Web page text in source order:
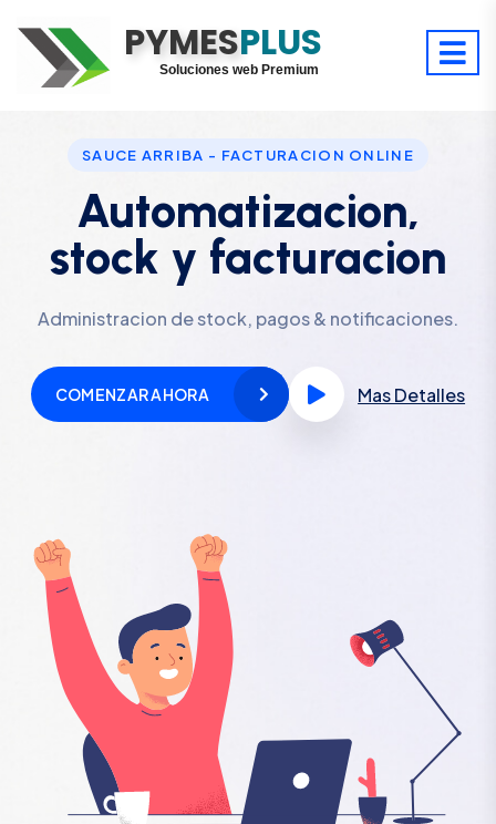
PYMESPLUS
Digitaliza tu éxito
Soluciones web Premium
SAUCE ARRIBA - FACTURACION ONLINE
Automatizacion,
stock y facturacion
Administracion de stock, pagos & notificaciones.
COMENZAR AHORA Mas Detalles